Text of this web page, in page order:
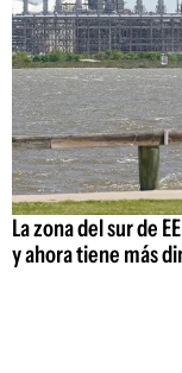
La zona del sur de
y ahora tiene más